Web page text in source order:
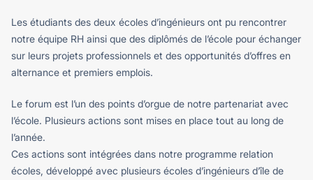
Les étudiants des deux écoles d’ingénieurs ont pu rencontrer
notre équipe RH ainsi que des diplômés de l’école pour échanger
sur leurs projets professionnels et des opportunités d’offres en
alternance et premiers emplois.
Le forum est l’un des points d’orgue de notre partenariat avec
l’école. Plusieurs actions sont mises en place tout au long de
l’année.
Ces actions sont intégrées dans notre programme relation
écoles, développé avec plusieurs écoles d’ingénieurs d’île de